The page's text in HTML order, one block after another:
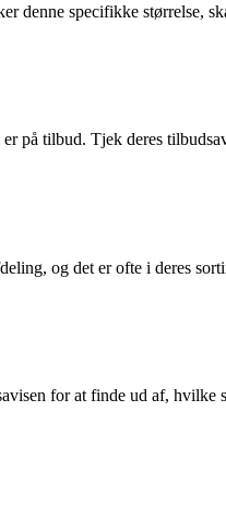
specifikke størrelse,
på tilbud. Tjek deres
og det er ofte i deres
for at finde ud af, hvilke